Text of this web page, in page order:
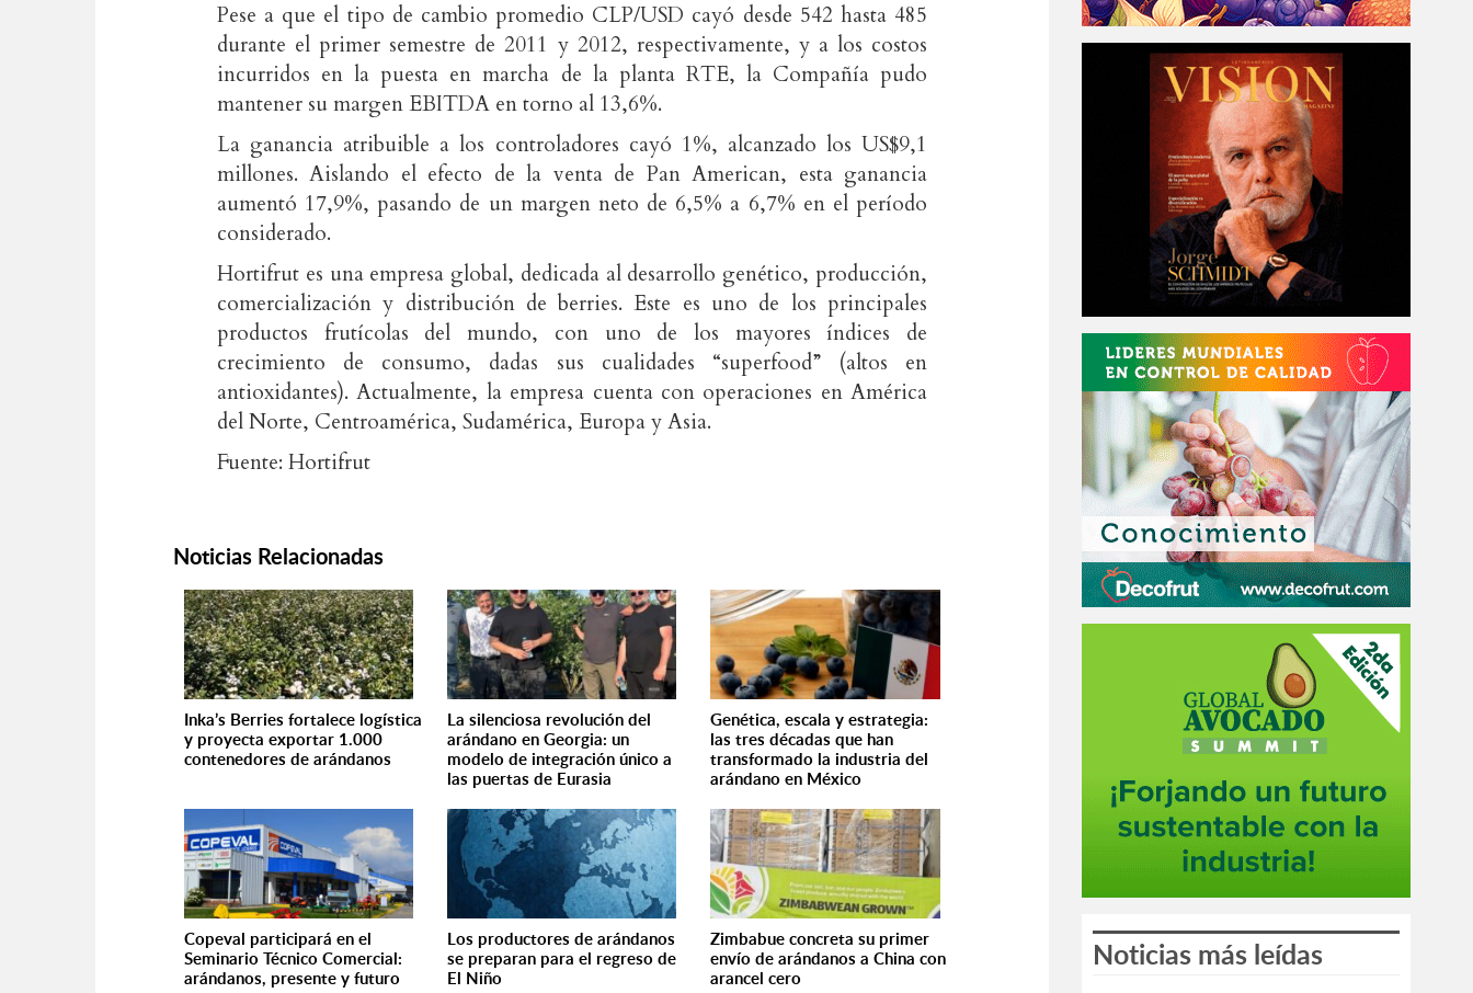
Pese a que el tipo de cambio promedio CLP/USD cayó desde 542 hasta 485
durante el primer semestre de 2011 y 2012, respectivamente, y a los costos
incurridos en la puesta en marcha de la planta RTE, la Compañía pudo
mantener su margen EBITDA en torno al 13,6%.
La ganancia atribuible a los controladores cayó 1%, alcanzado los US$9,1
millones. Aislando el efecto de la venta de Pan American, esta ganancia
aumentó 17,9%, pasando de un margen neto de 6,5% a 6,7% en el período
considerado.
Hortifrut es una empresa global, dedicada al desarrollo genético, producción,
comercialización y distribución de berries. Este es uno de los principales
productos frutícolas del mundo, con uno de los mayores índices de
crecimiento de consumo, dadas sus cualidades “superfood” (altos en
antioxidantes). Actualmente, la empresa cuenta con operaciones en América
del Norte, Centroamérica, Sudamérica, Europa y Asia.
Fuente: Hortifrut
Noticias Relacionadas
Inka’s Berries fortalece logística
y proyecta exportar 1.000
contenedores de arándanos
La silenciosa revolución del
arándano en Georgia: un
modelo de integración único a
las puertas de Eurasia
Genética, escala y estrategia:
las tres décadas que han
transformado la industria del
arándano en México
Copeval participará en el
Seminario Técnico Comercial:
arándanos, presente y futuro
Los productores de arándanos
se preparan para el regreso de
El Niño
Zimbabue concreta su primer
envío de arándanos a China con
arancel cero
Noticias más leídas